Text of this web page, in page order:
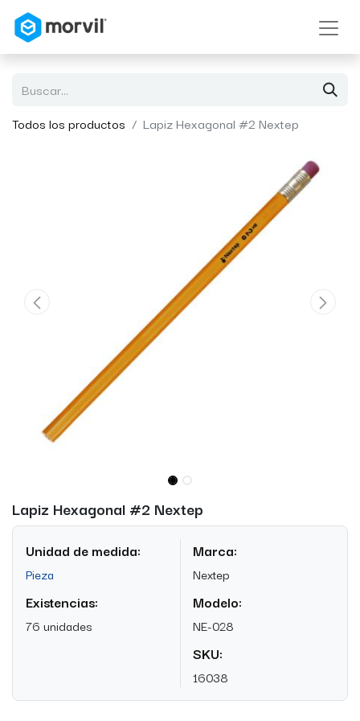
Todos los productos Lapiz Hexagonal #2 Nextep
Lapiz Hexagonal #2 Nextep
Unidad de medida:
Pieza
Existencias:
76 unidades
Marca:
Nextep
Modelo:
NE-028
SKU:
16038